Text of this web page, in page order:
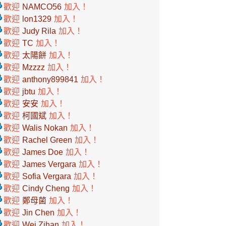
歡迎 NAMCO56 加入！
歡迎 lon1329 加入！
歡迎 Judy Rila 加入！
歡迎 TC 加入！
歡迎 太陽餅 加入！
歡迎 Mzzzz 加入！
歡迎 anthony899841 加入！
歡迎 jbtu 加入！
歡迎 安安 加入！
歡迎 柯國斌 加入！
歡迎 Walis Nokan 加入！
歡迎 Rachel Green 加入！
歡迎 James Doe 加入！
歡迎 James Vergara 加入！
歡迎 Sofia Vergara 加入！
歡迎 Cindy Cheng 加入！
歡迎 鄭母菌 加入！
歡迎 Jin Chen 加入！